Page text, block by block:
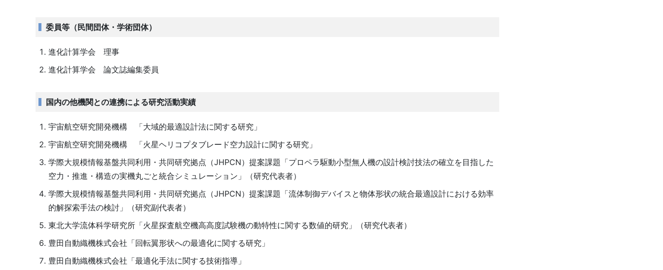
委員等（民間団体・学術団体）
進化計算学会 理事
進化計算学会 論文誌編集委員
国内の他機関との連携による研究活動実績
宇宙航空研究開発機構 「大域的最適設計法に関する研究」
宇宙航空研究開発機構 「火星ヘリコプタブレード空力設計に関する研究」
学際大規模情報基盤共同利用・共同研究拠点（JHPCN）提案課題「プロペラ駆動小型無人機の設計検討技法の確立を目指した
空力・推進・構造の実機丸ごと統合シミュレーション」（研究代表者）
学際大規模情報基盤共同利用・共同研究拠点（JHPCN）提案課題「流体制御デバイスと物体形状の統合最適設計における効率
的解探索手法の検討」（研究副代表者）
東北大学流体科学研究所「火星探査航空機高高度試験機の動特性に関する数値的研究」（研究代表者）
豊田自動織機株式会社「回転翼形状への最適化に関する研究」
豊田自動織機株式会社「最適化手法に関する技術指導」